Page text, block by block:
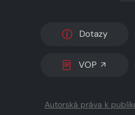
Dotazy
VOP
Autorská práva k